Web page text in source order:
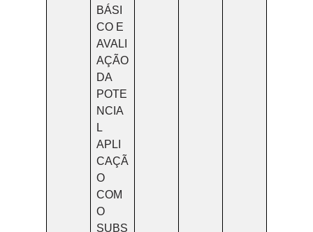
BÁSI
CO E
AVALI
AÇÃO
DA
POTE
NCIA
L
APLI
CAÇÃ
O
COM
O
SUBS